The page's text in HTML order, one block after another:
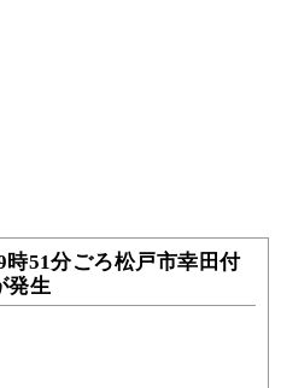
時51分ごろ松戸市幸田付
発生